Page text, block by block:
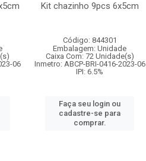
06
Kit chazinho 9pcs 6x5cm
Código: 844301
Embalagem: Unidade
Caixa Com: 72 Unidade(s)
Inmetro: ABCP-BRI-0416-2023-06
IPI: 6.5%
Faça seu login ou
cadastre-se para
comprar.